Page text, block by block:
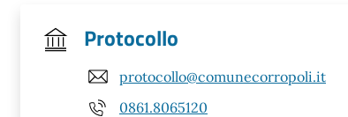
Protocollo
protocollo@comunecorropoli.it
0861.8065120